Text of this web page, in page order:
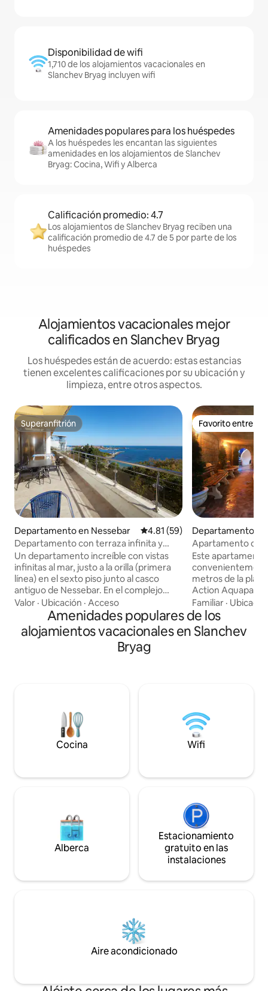
Disponibilidad de wifi
1,710 de los alojamientos vacacionales en
Slanchev Bryag incluyen wifi
Amenidades populares para los huéspedes
A los huéspedes les encantan las siguientes
amenidades en los alojamientos de Slanchev
Bryag: Cocina, Wifi y Alberca
Calificación promedio: 4.7
Los alojamientos de Slanchev Bryag reciben una
calificación promedio de 4.7 de 5 por parte de los
huéspedes
Alojamientos vacacionales mejor
calificados en Slanchev Bryag
Los huéspedes están de acuerdo: estas estancias
tienen excelentes calificaciones por su ubicación y
limpieza, entre otros aspectos.
Superanfitrión
Superanfitrión
Departamento en Nessebar Calificación promedio: 4.81 de
4.81 (59)
Departamento con terraza infinita y
vista al mar en Nessebar, 1 recámara
Un departamento increíble con vistas
infinitas al mar, justo a la orilla (primera
línea) en el sexto piso junto al casco
antiguo de Nessebar. En el complejo
también puedes encontrar dos
supermercados, farmacia, banco(cajero
automático), bar y tienda de helados. Se
tarda unos 2 minutos en llegar a la playa
sur de Nessebar y a 5-10 minutos del
casco antiguo de Nessebars. El
agradables, lugares de interés,
restaurantes, bares, etc.) antes de la
Valor · Ubicación · Acceso
Favorito entre
Favorito entre
Departamento en
ch
Apartamento de
Este
metros de la
Action Aquapark. ¡También hay
cafeterías,
supermercados,
emocionantes
una escapada romántica!
alberca desde
centrales y
el lugar.
Familiar ·
Amenidades populares de los
alojamientos vacacionales en Slanchev
Bryag
Cocina Wifi
Alberca
Estacionamiento
gratuito en las
instalaciones
Aire acondicionado